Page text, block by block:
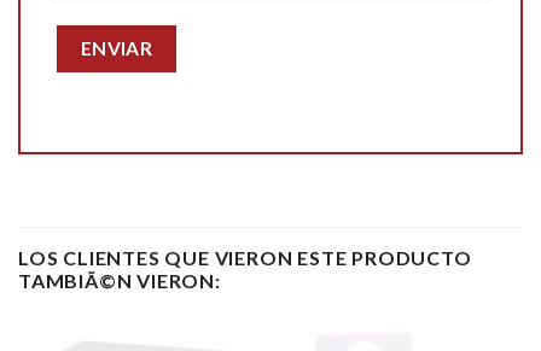
LOS CLIENTES QUE VIERON ESTE PRODUCTO
TAMBIÃ©N VIERON: